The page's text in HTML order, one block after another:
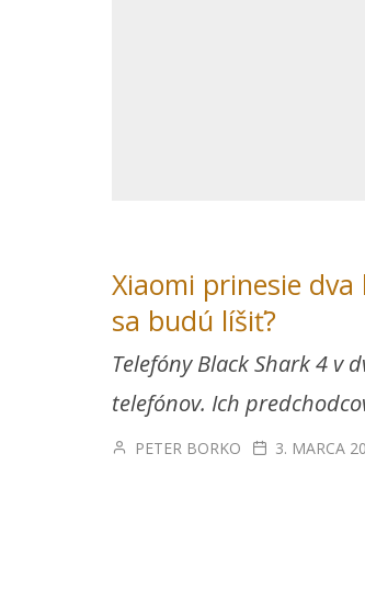
Xiaomi prinesie
sa budú líšiť?
Telefóny Black Shark 4 v
telefónov. Ich
PETER BORKO 3. MARCA